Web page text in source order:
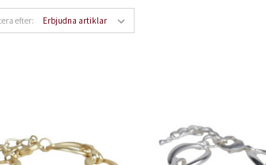
efter: